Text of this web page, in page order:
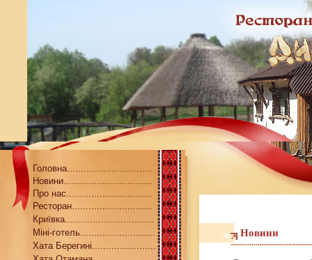
Головна...............................
Новини................................
Про нас...............................
Ресторан.............................
Криївка................................
Міні-готель...........................
Хата Берегині.......................
Новини